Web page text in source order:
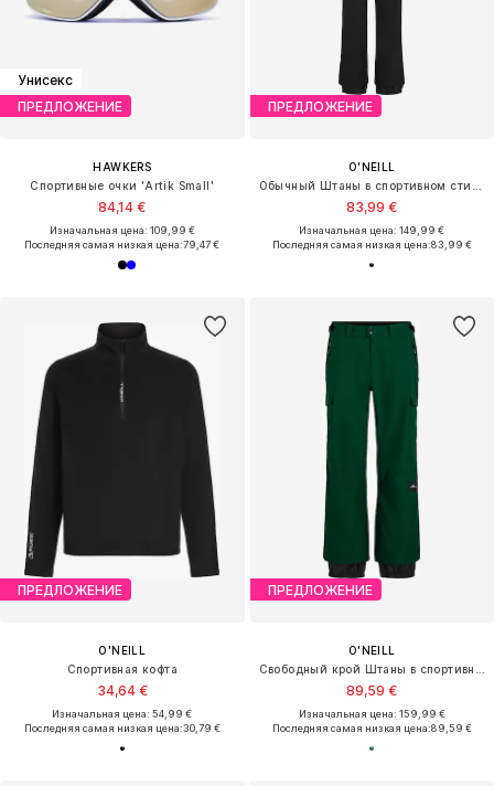
Унисекс
ПРЕДЛОЖЕНИЕ
HAWKERS
Спортивные очки 'Artik Small'
84,14 €
Изначальная цена: 109,99 €
Последняя самая низкая цена:79,47 €
ПРЕДЛОЖЕНИЕ
O'NEILL
83,99 €
Изначальная цена: 149,99 €
Последняя самая низкая цена:83,99 €
ПРЕДЛОЖЕНИЕ
O'NEILL
Спортивная кофта
34,64 €
Изначальная цена: 54,99 €
Последняя самая низкая цена:30,79 €
ПРЕДЛОЖЕНИЕ
O'NEILL
89,59 €
Изначальная цена: 159,99 €
Последняя самая низкая цена:89,59 €